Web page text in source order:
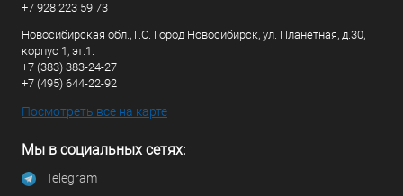
+7 928 223 59 73
Новосибирская обл., Г.О. Город Новосибирск, ул. Планетная, д.30,
корпус 1, эт.1.
+7 (383) 383-24-27
+7 (495) 644-22-92
Посмотреть все на карте
Мы в социальных сетях:
Telegram